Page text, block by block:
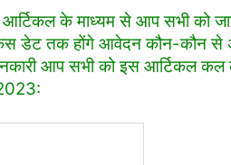
के माध्यम से आप सभी को
डेट तक होंगे आवेदन कौन-कौन से
आप सभी को इस आर्टिकल